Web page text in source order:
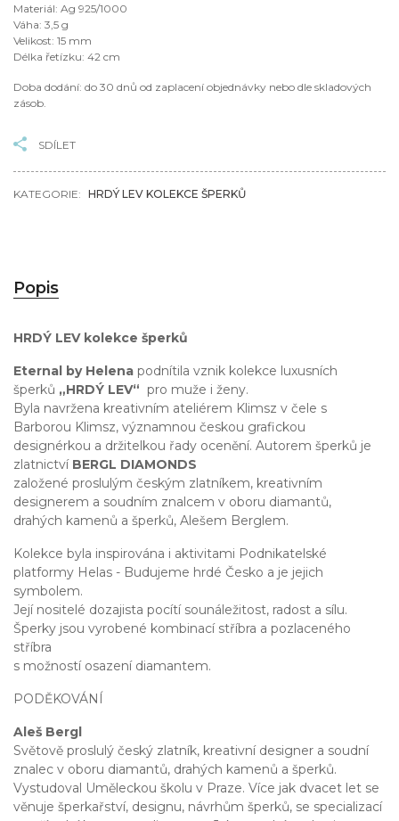
Materiál: Ag 925/1000
Váha: 3,5 g
Velikost: 15 mm
Délka řetízku: 42 cm
Doba dodání: do 30 dnů od zaplacení objednávky nebo dle skladových
zásob.
SDÍLET
KATEGORIE: HRDÝ LEV KOLEKCE ŠPERKŮ
Popis
HRDÝ LEV kolekce šperků
Eternal by Helena podnítila vznik kolekce luxusních
šperků „HRDÝ LEV“ pro muže i ženy.
Byla navržena kreativním ateliérem Klimsz v čele s
Barborou Klimsz, významnou českou grafickou
designérkou a držitelkou řady ocenění. Autorem šperků je
zlatnictví BERGL DIAMONDS
založené proslulým českým zlatníkem, kreativním
designerem a soudním znalcem v oboru diamantů,
drahých kamenů a šperků, Alešem Berglem.
Kolekce byla inspirována i aktivitami Podnikatelské
platformy Helas - Budujeme hrdé Česko a je jejich
symbolem.
Její nositelé dozajista pocítí sounáležitost, radost a sílu.
Šperky jsou vyrobené kombinací stříbra a pozlaceného
stříbra
s možností osazení diamantem.
PODĚKOVÁNÍ
Aleš Bergl
Světově proslulý český zlatník, kreativní designer a soudní
znalec v oboru diamantů, drahých kamenů a šperků.
Vystudoval Uměleckou školu v Praze. Více jak dvacet let se
věnuje šperkařství, designu, návrhům šperků, se specializací